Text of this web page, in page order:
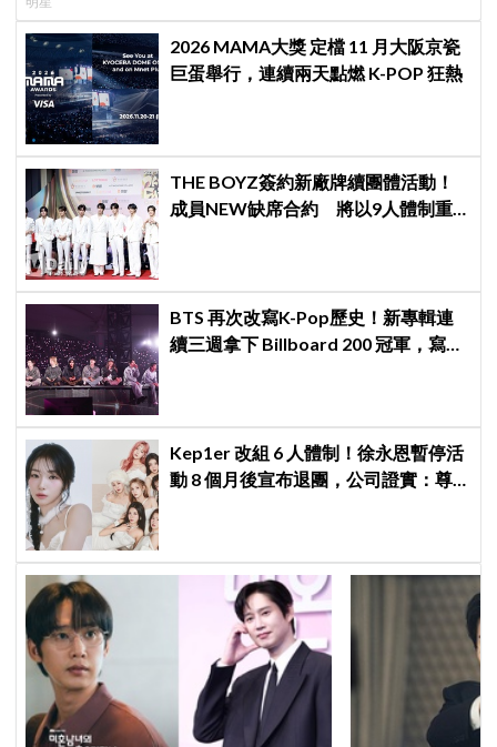
2026 MAMA大獎 定檔 11 月大阪京瓷
巨蛋舉行，連續兩天點燃 K-POP 狂熱
THE BOYZ簽約新廠牌續團體活動！
成員NEW缺席合約 將以9人體制重
BTS 再次改寫K-Pop歷史！新專輯連
續三週拿下 Billboard 200 冠軍，寫下
Kep1er 改組 6 人體制！徐永恩暫停活
動 8 個月後宣布退團，公司證實：尊